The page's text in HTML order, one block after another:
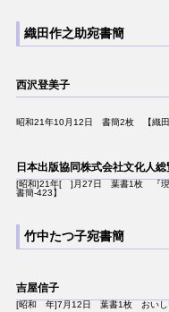
織田作之助宛書簡
西沢登美子
昭和21年10月12日 書簡2枚 【織田
日本出版協同株式会社文化人
[昭和]21年[ ]月27日 葉書1枚 『現
書簡-423】
竹中たつ子宛書簡
吉屋信子
[昭和 年]7月12日 葉書1枚 おいし